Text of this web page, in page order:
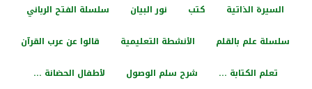
السيرة الذاتية كتب نور البيان سلسلة الفتح الرباني
سلسلة علم بالقلم الأنشطة التعليمية قالوا عن عرب القرآن
تعلم الكتابة ... شرح سلم الوصول لأطفال الحضانة ...